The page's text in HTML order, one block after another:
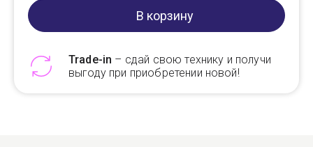
В корзину
Trade-in – сдай свою технику и получи
выгоду при приобретении новой!